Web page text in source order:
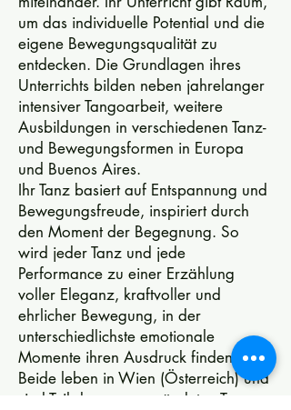
um das individuelle Potential und die
eigene Bewegungsqualität zu
entdecken. Die Grundlagen ihres
Unterrichts bilden neben jahrelanger
intensiver Tangoarbeit, weitere
Ausbildungen in verschiedenen Tanz-
und Bewegungsformen in Europa
und Buenos Aires.
Ihr Tanz basiert auf Entspannung und
Bewegungsfreude, inspiriert durch
den Moment der Begegnung. So
wird jeder Tanz und jede
Performance zu einer Erzählung
voller Eleganz, kraftvoller und
ehrlicher Bewegung, in der
unterschiedlichste emotionale
Momente ihren Ausdruck finden.
Beide leben in Wien (Österreich) und
sind Teil der neu gegründeten Tango